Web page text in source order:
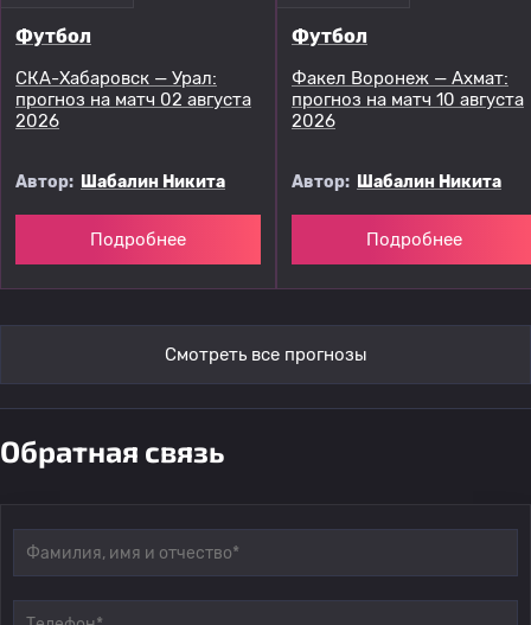
Футбол
СКА-Хабаровск — Урал:
прогноз на матч 02 августа
2026
Автор: Шабалин Никита
Подробнее
Футбол
Факел Воронеж — Ахмат:
прогноз на матч 10 августа
2026
Автор: Шабалин Никита
Подробнее
Смотреть все прогнозы
Обратная связь